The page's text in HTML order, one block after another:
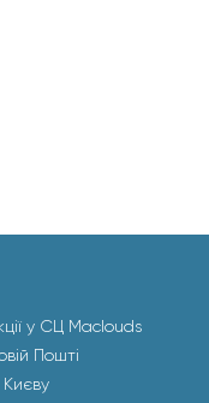
у СЦ Maclouds
Пошті